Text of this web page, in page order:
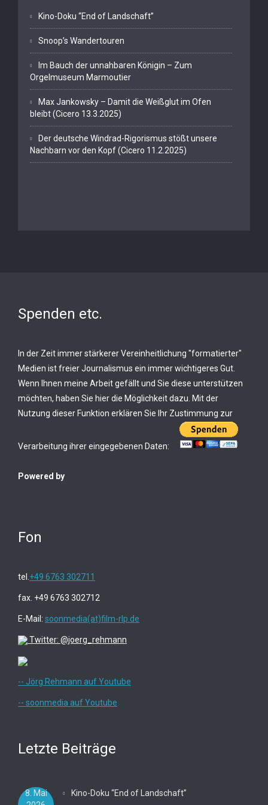
Kino-Doku “End of Landschaft”
Snoop’s Wandertouren
Im Bauch der unnahbaren Königin – Zum
Orgelmuseum Marmoutier
Max Jankowsky – Damit die Weißglut im Ofen
bleibt (Cicero 13.3.2025)
Der deutsche Windrad-Rigorismus stößt unsere
Nachbarn vor den Kopf (Cicero 11.2.2025)
Spenden etc.
In der Zeit immer stärkerer Vereinheitlichung "formatierter"
Medien ist freier Journalismus ein immer wichtigeres Gut.
Wenn Ihnen meine Arbeit gefällt und Sie diese unterstützen
möchten, haben Sie hier die Möglichkeit dazu. Mit der
Nutzung dieser Funktion erklären Sie Ihr Zustimmung zur
Verarbeitung ihrer eingegebenen Daten:
Powered by
Fon
tel. +49 6763 302711
fax. +49 6763 302712
E-Mail: soonmedia(at)film-rlp.de
Twitter: @joerg_rehmann
-- Jörg Rehmann auf Youtube
-- soonmedia auf Youtube
Letzte Beiträge
Kino-Doku “End of Landschaft”
8. Mai